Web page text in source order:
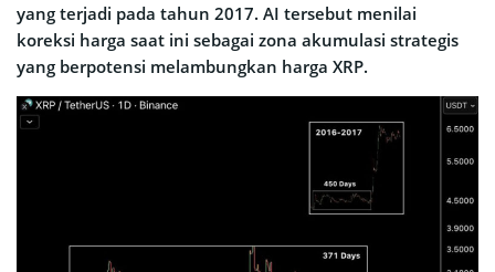
yang terjadi pada tahun 2017. AI tersebut menilai
koreksi harga saat ini sebagai zona akumulasi strategis
yang berpotensi melambungkan harga XRP.